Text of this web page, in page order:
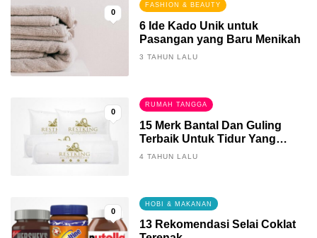
0
FASHION & BEAUTY
6 Ide Kado Unik untuk
Pasangan yang Baru Menikah
3 TAHUN LALU
0
RUMAH TANGGA
15 Merk Bantal Dan Guling
Terbaik Untuk Tidur Yang
Berkualitas
4 TAHUN LALU
0
HOBI & MAKANAN
13 Rekomendasi Selai Coklat